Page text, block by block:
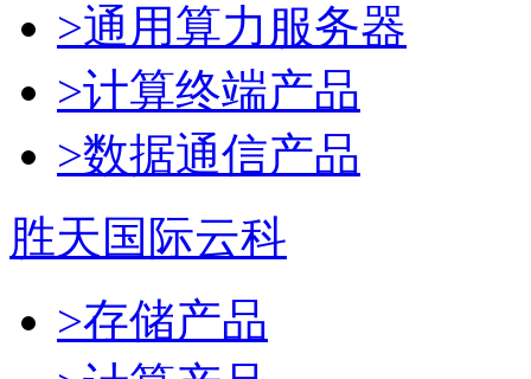
>通用算力服务器
>计算终端产品
>数据通信产品
胜天国际云科
>存储产品